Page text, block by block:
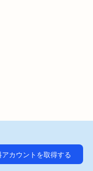
アカウントを取得する